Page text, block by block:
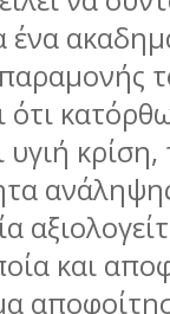
ένα
ότι
υγιή
και